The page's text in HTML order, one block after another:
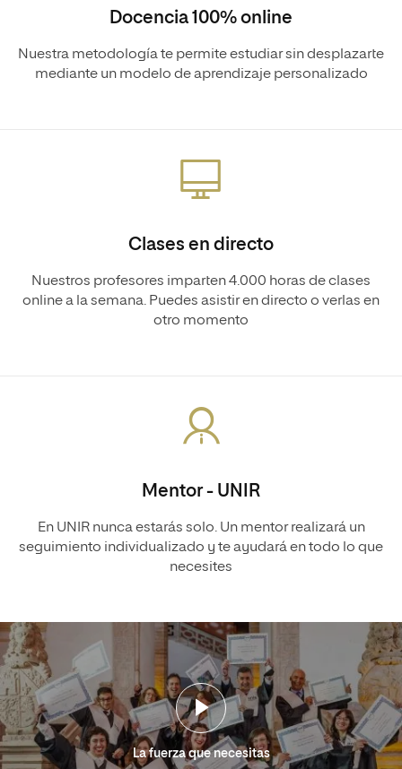
Docencia 100% online
Nuestra metodología te permite estudiar sin desplazarte
mediante un modelo de aprendizaje personalizado
Clases en directo
Nuestros profesores imparten 4.000 horas de clases
online a la semana. Puedes asistir en directo o verlas en
otro momento
Mentor - UNIR
En UNIR nunca estarás solo. Un mentor realizará un
seguimiento individualizado y te ayudará en todo lo que
necesites
La fuerza que necesitas